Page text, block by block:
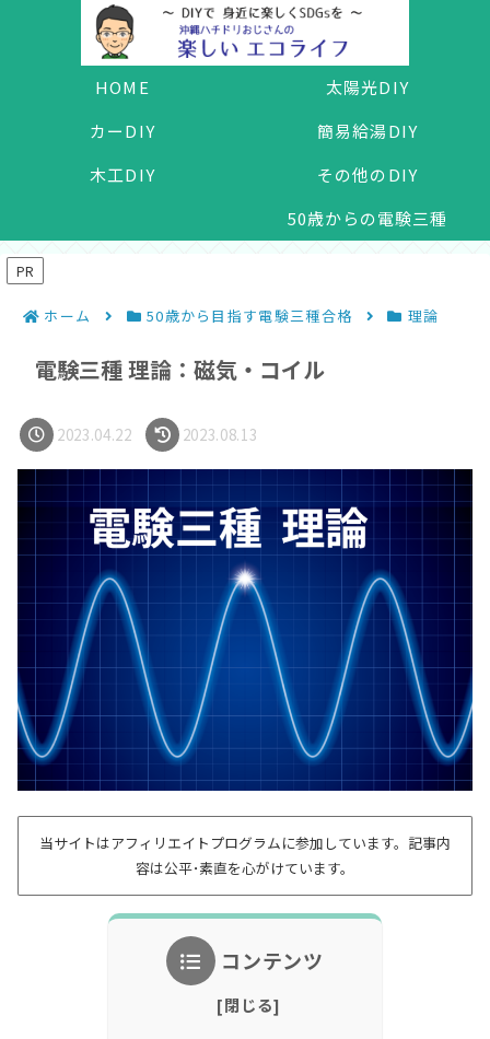
HOME
太陽光DIY
カーDIY
簡易給湯DIY
木工DIY
その他のDIY
50歳からの電験三種
PR
ホーム 50歳から目指す電験三種合格 理論
電験三種 理論：磁気・コイル
2023.04.22 2023.08.13
当サイトはアフィリエイトプログラムに参加しています。記事内
容は公平･素直を心がけています。
コンテンツ